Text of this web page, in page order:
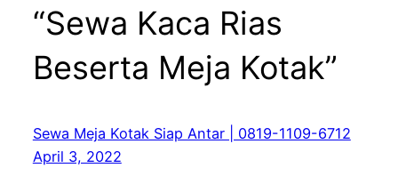
“Sewa Kaca Rias
Beserta Meja Kotak”
Sewa Meja Kotak Siap Antar | 0819-1109-6712
April 3, 2022